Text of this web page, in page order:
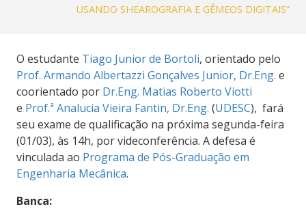
USANDO SHEAROGRAFIA E GÊMEOS DIGITAIS”
O estudante Tiago Junior de Bortoli, orientado pelo
Prof. Armando Albertazzi Gonçalves Junior, Dr.Eng. e
coorientado por Dr.Eng. Matias Roberto Viotti
e Prof.ª Analucia Vieira Fantin, Dr.Eng. (UDESC), fará
seu exame de qualificação na próxima segunda-feira
(01/03), às 14h, por videconferência. A defesa é
vinculada ao Programa de Pós-Graduação em
Engenharia Mecânica.
Banca: